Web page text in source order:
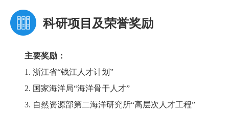
科研项目及荣誉奖励
主要奖励：
1. 浙江省“钱江人才计划”
2. 国家海洋局“海洋骨干人才”
3. 自然资源部第二海洋研究所“高层次人才工程”